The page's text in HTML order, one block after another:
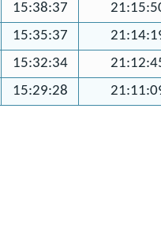
15:38:37
15:35:37
15:32:34
15:29:28